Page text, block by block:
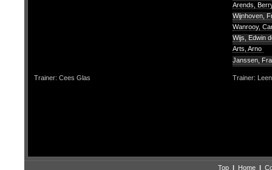
Arends,
Wijnhoven,
Wanrooy,
Wijs, Edwin
Arts, Arno
Janssen,
Trainer: Cees Glas Trainer:
Top | Home |